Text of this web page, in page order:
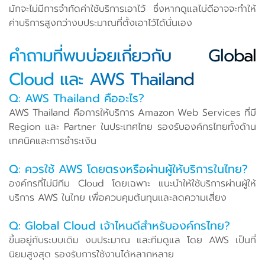
มักจะไม่มีการจำกัดค่าใช้บริการเอาไว้ ซึ่งหากดูแลไม่ดีอาจจะทำให้
ค่าบริการสูงกว่างบประมาณที่ตั้งเอาไว้ได้นั่นเอง
คำถามที่พบบ่อยเกี่ยวกับ Global
Cloud และ AWS Thailand
Q: AWS Thailand คืออะไร?
AWS Thailand คือการให้บริการ Amazon Web Services ที่มี
Region และ Partner ในประเทศไทย รองรับองค์กรไทยทั้งด้าน
เทคนิคและการชำระเงิน
Q: ควรใช้ AWS โดยตรงหรือผ่านผู้ให้บริการในไทย?
องค์กรที่ไม่มีทีม Cloud โดยเฉพาะ แนะนำให้ใช้บริการผ่านผู้ให้
บริการ AWS ในไทย เพื่อควบคุมต้นทุนและลดความเสี่ยง
Q: Global Cloud เจ้าไหนดีสำหรับองค์กรไทย?
ขึ้นอยู่กับระบบเดิม งบประมาณ และทีมดูแล โดย AWS เป็นที่
นิยมสูงสุด รองรับการใช้งานได้หลากหลาย